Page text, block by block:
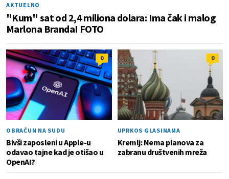
AKTUELNO
"Kum" sat od 2,4 miliona dolara: Ima čak i malog
Marlona Branda! FOTO
0
OBRAČUN NA SUDU
Bivši zaposleni u Apple-u
odavao tajne kad je otišao u
OpenAI?
0
UPRKOS GLASINAMA
Kremlj: Nema planova za
zabranu društvenih mreža